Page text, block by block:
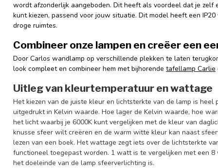
wordt afzonderlijk aangeboden. Dit heeft als voordeel dat je
kunt kiezen, passend voor jouw situatie. Dit model heeft een
droge ruimtes.
Combineer onze lampen en creëer een
Door Carlos wandlamp op verschillende plekken te laten
look compleet en combineer hem met bijhorende tafellamp Carlie
Uitleg van kleurtemperatuur en wattage
Het kiezen van de juiste kleur en lichtsterkte van de lamp is
uitgedrukt in Kelvin waarde. Hoe lager de Kelvin waarde, hoe
het licht waarbij je 6000K kunt vergelijken met de kleur van
knusse sfeer wilt creëren en de warm witte kleur kan naast
lezen van een boek. Het wattage zegt iets over de lichtsterkte
functioneel toegepast worden. 1 watt is te vergelijken met een
het doeleinde van de lamp sfeerverlichting is.